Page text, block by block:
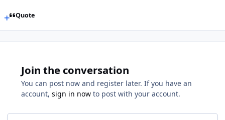
Quote
Join the conversation
You can post now and register later. If you have an
account, sign in now to post with your account.